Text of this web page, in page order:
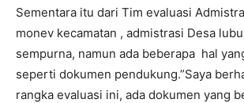
Sementara itu dari Tim evaluasi
monev kecamatan , admistrasi Desa
sempurna, namun ada beberapa hal
seperti dokumen pendukung.”Saya
rangka evaluasi ini, ada dokumen yang